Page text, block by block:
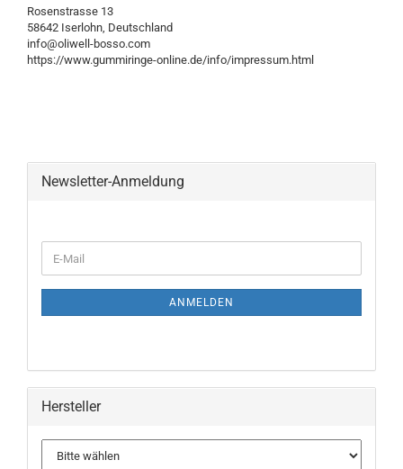
Rosenstrasse 13
58642 Iserlohn, Deutschland
info@oliwell-bosso.com
https://www.gummiringe-online.de/info/impressum.html
Newsletter-Anmeldung
ZUR
E-
Mail
ANMELDEN
Hersteller